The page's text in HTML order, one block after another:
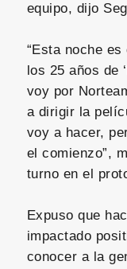
equipo, dijo
“Esta noche
los 25 años de
voy por
a dirigir la
voy a hacer,
el comienzo”,
turno en el
Expuso que
impactado
conocer a la